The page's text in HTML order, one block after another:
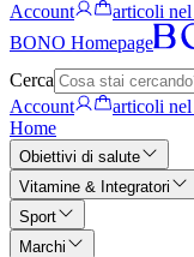
Account
articoli
BONO Homepage
Cerca
Account
articoli
Home
Obiettivi di salute
Vitamine & Integratori
Sport
Marchi